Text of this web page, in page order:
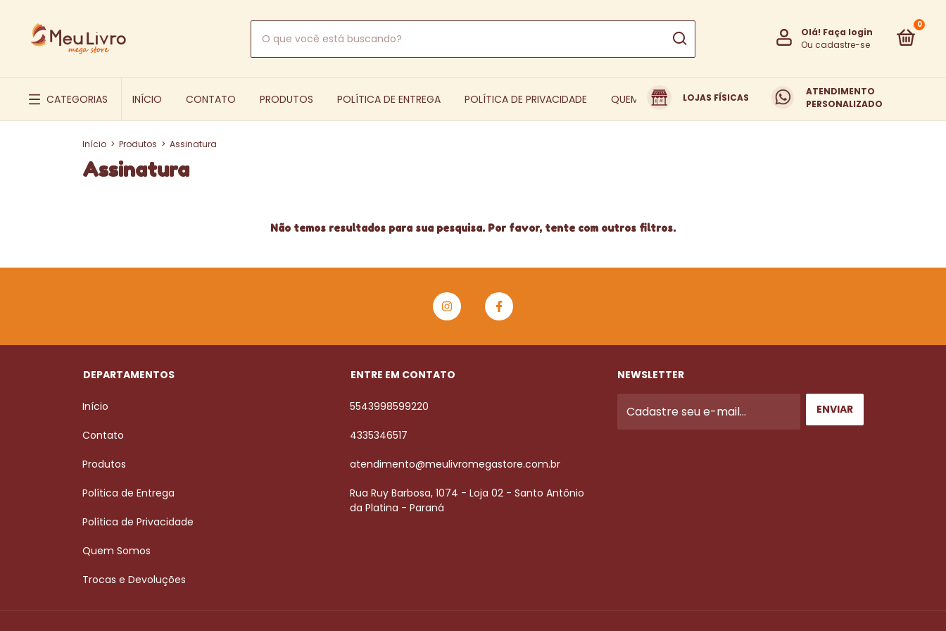
Olá! Faça login
Ou cadastre-se
0
CATEGORIAS INÍCIO CONTATO PRODUTOS POLÍTICA DE ENTREGA POLÍTICA DE PRIVACIDADE QUEM SOMOS TROCAS E DEVOLUÇÕES
LOJAS FÍSICAS
ATENDIMENTO
PERSONALIZADO
Início > Produtos > Assinatura
Assinatura
Não temos resultados para sua pesquisa. Por favor, tente com outros filtros.
DEPARTAMENTOS
Início
Contato
Produtos
Política de Entrega
Política de Privacidade
Quem Somos
Trocas e Devoluções
ENTRE EM CONTATO
5543998599220
4335346517
atendimento@meulivromegastore.com.br
Rua Ruy Barbosa, 1074 - Loja 02 - Santo Antônio
da Platina - Paraná
NEWSLETTER